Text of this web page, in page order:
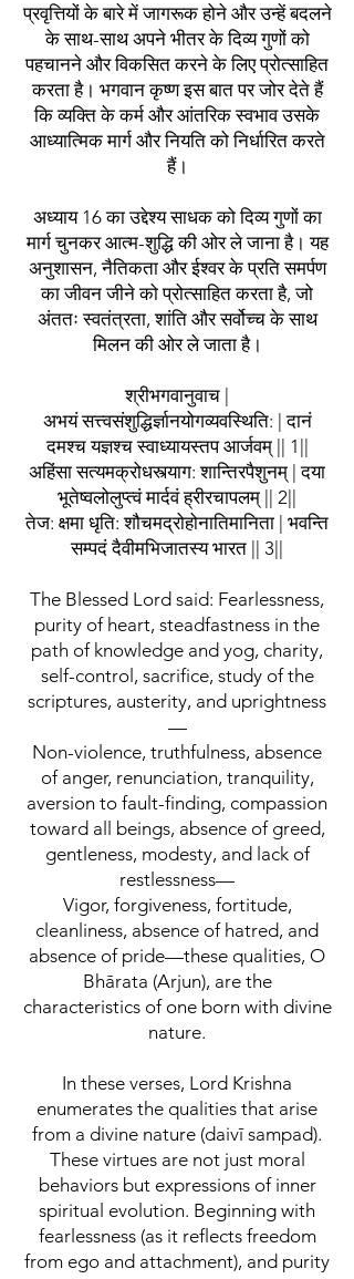
प्रवृत्तियों के बारे में जागरूक होने और उन्हें बदलने
के साथ-साथ अपने भीतर के दिव्य गुणों को
पहचानने और विकसित करने के लिए प्रोत्साहित
करता है। भगवान कृष्ण इस बात पर जोर देते हैं
कि व्यक्ति के कर्म और आंतरिक स्वभाव उसके
आध्यात्मिक मार्ग और नियति को निर्धारित करते
हैं।
अध्याय 16 का उद्देश्य साधक को दिव्य गुणों का
मार्ग चुनकर आत्म-शुद्धि की ओर ले जाना है। यह
अनुशासन, नैतिकता और ईश्वर के प्रति समर्पण
का जीवन जीने को प्रोत्साहित करता है, जो
अंततः स्वतंत्रता, शांति और सर्वोच्च के साथ
मिलन की ओर ले जाता है।
श्रीभगवानुवाच |
अभयं सत्त्वसंशुद्धिर्ज्ञानयोगव्यवस्थिति: |दानं
दमश्च यज्ञश्च स्वाध्यायस्तप आर्जवम् || 1||
अहिंसा सत्यमक्रोधस्त्याग: शान्तिरपैशुनम् |दया
भूतेष्वलोलुप्त्वं मार्दवं ह्रीरचापलम् || 2||
तेज: क्षमा धृति: शौचमद्रोहोनातिमानिता | भवन्ति
सम्पदं दैवीमभिजातस्य भारत || 3||
The Blessed Lord said: Fearlessness,
purity of heart, steadfastness in the
path of knowledge and yog, charity,
self-control, sacrifice, study of the
scriptures, austerity, and uprightness
—
Non-violence, truthfulness, absence
of anger, renunciation, tranquility,
aversion to fault-finding, compassion
toward all beings, absence of greed,
gentleness, modesty, and lack of
restlessness—
Vigor, forgiveness, fortitude,
cleanliness, absence of hatred, and
absence of pride—these qualities, O
Bhārata (Arjun), are the
characteristics of one born with divine
nature.
In these verses, Lord Krishna
enumerates the qualities that arise
from a divine nature (daivī sampad).
These virtues are not just moral
behaviors but expressions of inner
spiritual evolution. Beginning with
fearlessness (as it reflects freedom
from ego and attachment), and purity